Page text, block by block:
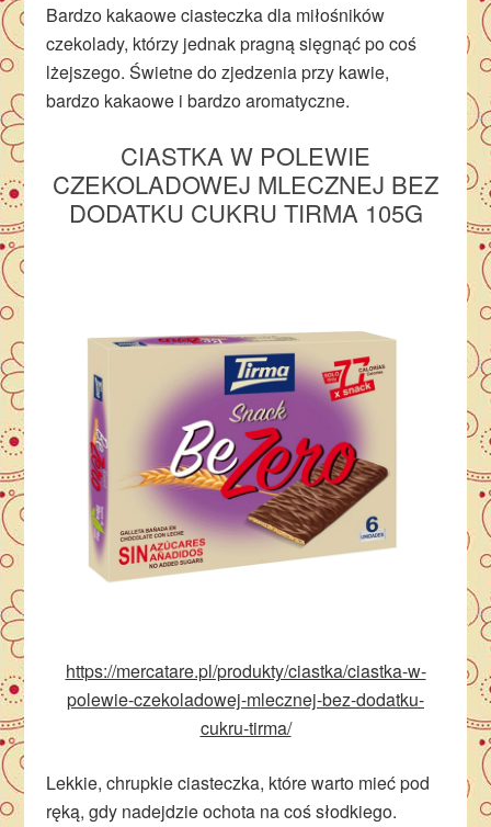
Bardzo kakaowe ciasteczka dla miłośników
czekolady, którzy jednak pragną sięgnąć po coś
lżejszego. Świetne do zjedzenia przy kawie,
bardzo kakaowe i bardzo aromatyczne.
CIASTKA W POLEWIE
CZEKOLADOWEJ MLECZNEJ BEZ
DODATKU CUKRU TIRMA 105G
https://mercatare.pl/produkty/ciastka/ciastka-w-
polewie-czekoladowej-mlecznej-bez-dodatku-
cukru-tirma/
Lekkie, chrupkie ciasteczka, które warto mieć pod
ręką, gdy nadejdzie ochota na coś słodkiego.